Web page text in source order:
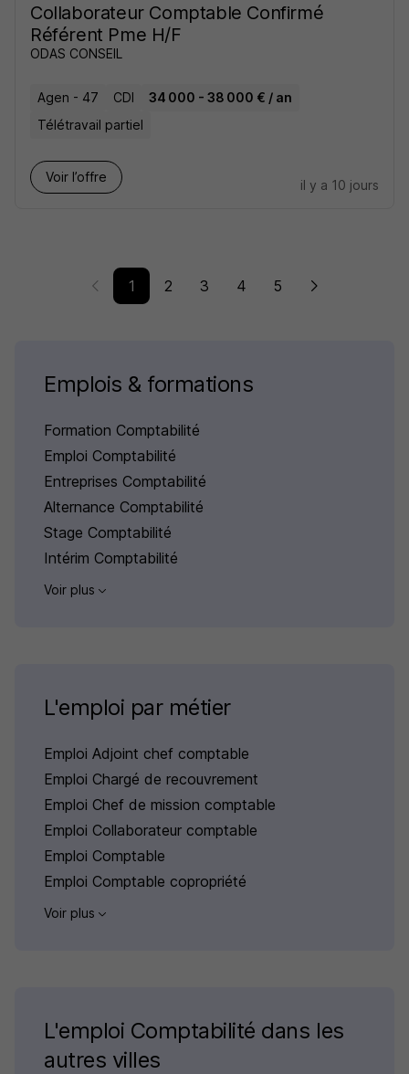
Collaborateur Comptable Confirmé
Référent Pme H/F
ODAS CONSEIL
Agen - 47 CDI
34 000 - 38 000 € / an
Télétravail partiel
Voir l’offre
il y a 10 jours
1 2 3 4 5
Emplois & formations
Formation Comptabilité
Emploi Comptabilité
Entreprises Comptabilité
Alternance Comptabilité
Stage Comptabilité
Intérim Comptabilité
Voir plus
L'emploi par métier
Emploi Adjoint chef comptable
Emploi Chargé de recouvrement
Emploi Chef de mission comptable
Emploi Collaborateur comptable
Emploi Comptable
Emploi Comptable copropriété
Voir plus
L'emploi Comptabilité dans les
autres villes